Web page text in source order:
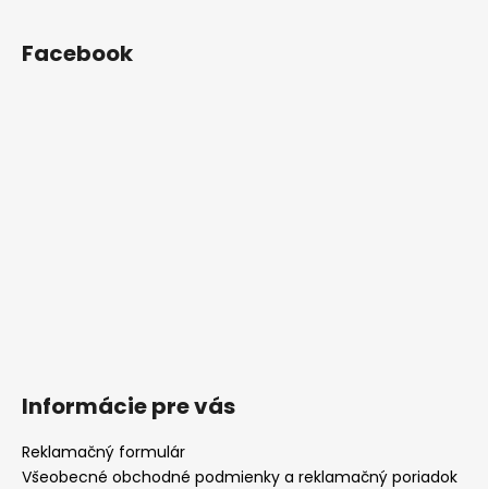
Facebook
Informácie pre vás
Reklamačný formulár
Všeobecné obchodné podmienky a reklamačný poriadok